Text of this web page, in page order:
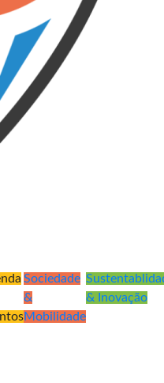
Sociedade
&
Mobilidade
& Inovação